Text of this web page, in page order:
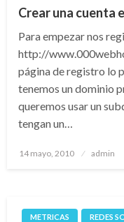
Crear una cuenta
Para empezar nos
http://
página de registro lo
tenemos un dominio
queremos usar un
tengan un…
Publicado
14 mayo, 2010 admin
METRICAS REDES